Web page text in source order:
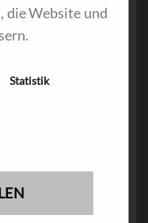
die Website und
Statistik